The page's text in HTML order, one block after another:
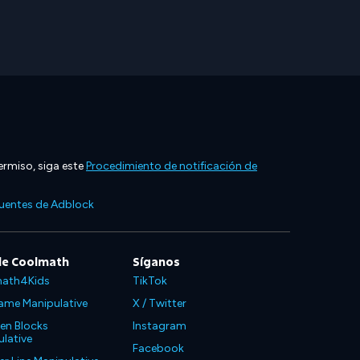
siga esteProcedimiento de notificación de
de Adblock
Coolmath
Manipulative
Blocks
Síganos
TikTok
X / Twitter
Instagram
Facebook